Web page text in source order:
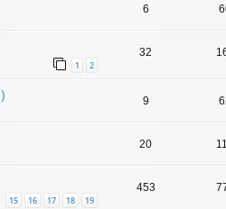
6
1 2
32
9
20
15 16 17 18 19
453